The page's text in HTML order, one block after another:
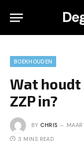
BOEKHOUDEN
Wat houdt
ZZP in?
BY CHRIS
3 MINS READ